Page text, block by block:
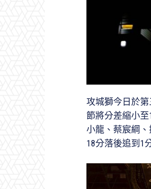
攻城獅今日於
節將分差縮小
小龍、蔡宸綱
18分落後追到1